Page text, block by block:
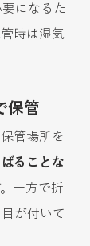
になるた
時は湿気
保管
管場所を
ることな
一方で折
が付いて